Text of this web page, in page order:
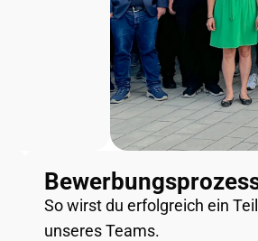
So wirst du erfolgreich ein Teil
unseres Teams.